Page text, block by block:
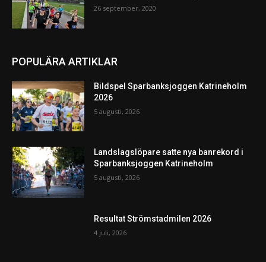
26 september, 2020
POPULÄRA ARTIKLAR
Bildspel Sparbanksjoggen Katrineholm
2026
5 augusti, 2026
Landslagslöpare satte nya banrekord i
Sparbanksjoggen Katrineholm
5 augusti, 2026
Resultat Strömstadmilen 2026
4 juli, 2026